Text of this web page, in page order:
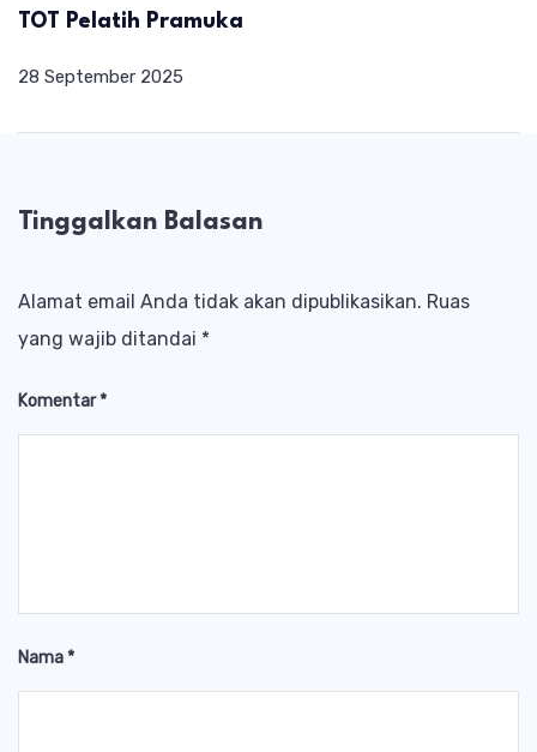
TOT Pelatih Pramuka
28 September 2025
Tinggalkan Balasan
Alamat email Anda tidak akan dipublikasikan. Ruas
yang wajib ditandai *
Komentar*
Nama*